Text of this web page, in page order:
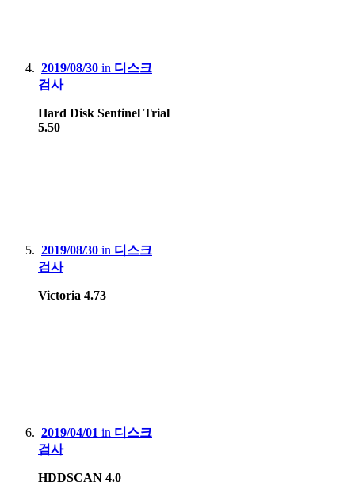
2019/08/30 in 디스크
검사
Hard Disk Sentinel Trial
5.50
2019/08/30 in 디스크
검사
Victoria 4.73
2019/04/01 in 디스크
검사
HDDSCAN 4.0